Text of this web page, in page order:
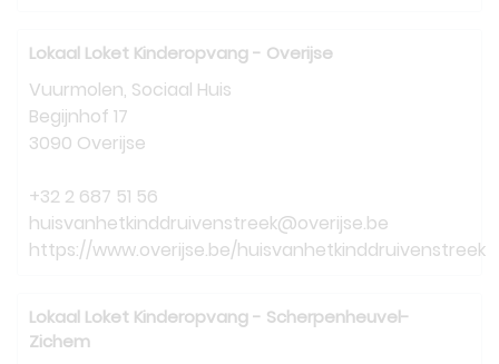
Lokaal Loket Kinderopvang - Overijse
Vuurmolen, Sociaal Huis
Begijnhof 17
3090 Overijse
+32 2 687 51 56
huisvanhetkinddruivenstreek@overijse.be
https://www.overijse.be/huisvanhetkinddruivenstreek
Lokaal Loket Kinderopvang - Scherpenheuvel-
Zichem